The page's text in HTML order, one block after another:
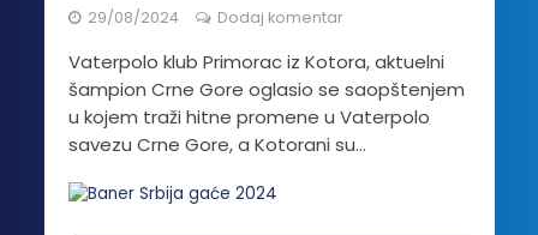
29/08/2024 Dodaj komentar
Vaterpolo klub Primorac iz Kotora, aktuelni
šampion Crne Gore oglasio se saopštenjem
u kojem traži hitne promene u Vaterpolo
savezu Crne Gore, a Kotorani su...